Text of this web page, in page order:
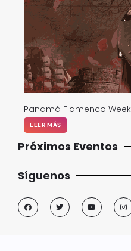
Panamá Flamenco
LEER MÁS
Próximos Eventos
Síguenos